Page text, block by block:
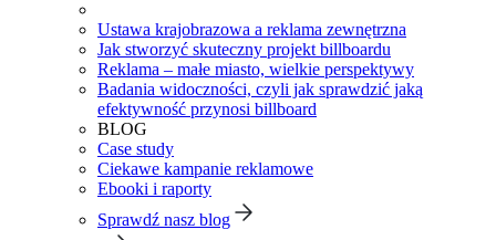
Ustawa krajobrazowa a reklama zewnętrzna
Jak stworzyć skuteczny projekt billboardu
Reklama – małe miasto, wielkie perspektywy
Badania widoczności, czyli jak sprawdzić jaką
efektywność przynosi billboard
BLOG
Case study
Ciekawe kampanie reklamowe
Ebooki i raporty
Sprawdź nasz blog